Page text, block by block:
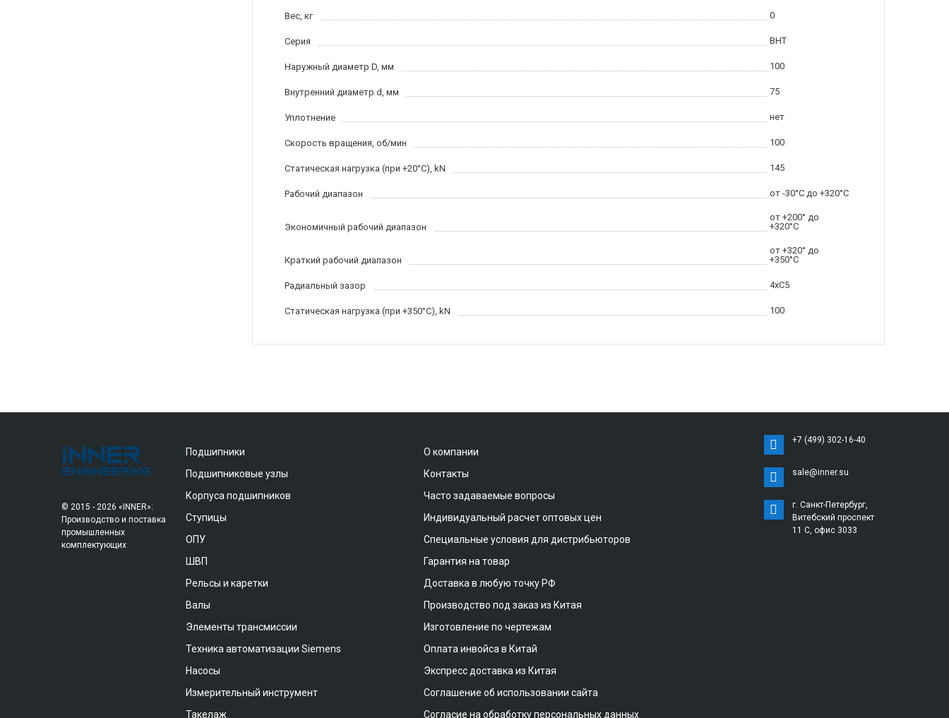
Вес, кг 0
Серия BHT
Наружный диаметр D, мм 100
Внутренний диаметр d, мм 75
Уплотнение нет
Скорость вращения, об/мин 100
Статическая нагрузка (при +20°C), kN 145
Рабочий диапазон от -30°C до +320°C
Экономичный рабочий диапазон
от +200° до
+320°C
Краткий рабочий диапазон
от +320° до
+350°C
Радиальный зазор 4xC5
Статическая нагрузка (при +350°C), kN 100
© 2015 - 2026 «INNER»:
Производство и поставка
промышленных
комплектующих
Подшипники
Подшипниковые узлы
Корпуса подшипников
Ступицы
ОПУ
ШВП
Рельсы и каретки
Валы
Элементы трансмиссии
Техника автоматизации Siemens
Насосы
Измерительный инструмент
Такелаж
О компании
Контакты
Часто задаваемые вопросы
Индивидуальный расчет оптовых цен
Специальные условия для дистрибьюторов
Гарантия на товар
Доставка в любую точку РФ
Производство под заказ из Китая
Изготовление по чертежам
Оплата инвойса в Китай
Экспресс доставка из Китая
Соглашение об использовании сайта
Согласие на обработку персональных данных
+7 (499) 302-16-40
sale@inner.su
г. Санкт-Петербург,
Витебский проспект
11 С, офис 3033